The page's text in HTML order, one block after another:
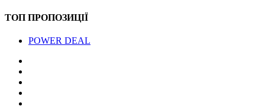
ТОП ПРОПОЗИЦІЇ
POWER DEAL